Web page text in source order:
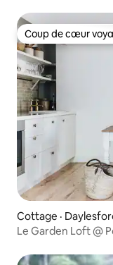
Coup de cœur
Coup de cœur
Cottage ·
Le Garden Loft @